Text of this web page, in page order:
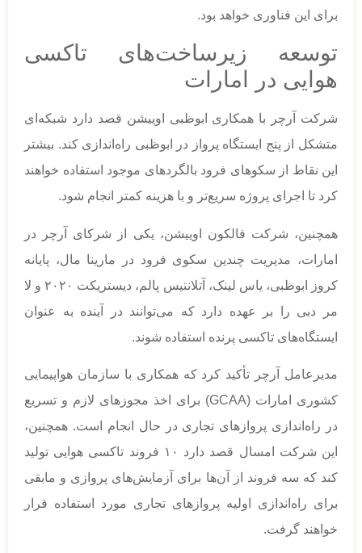
برای این فناوری خواهد بود.
توسعه زیرساخت‌های تاکسی
هوایی در امارات
شرکت آرچر با همکاری ابوظبی اوییشن قصد دارد شبکه‌ای
متشکل از پنج ایستگاه پرواز در ابوظبی راه‌اندازی کند. بیشتر
این نقاط از سکوهای فرود بالگردهای موجود استفاده خواهند
کرد تا اجرای پروژه سریع‌تر و با هزینه کمتر انجام شود.
همچنین، شرکت فالکون اوییشن، یکی از شرکای آرچر در
امارات، مدیریت چندین سکوی فرود در مارینا مال، پایانه
کروز ابوظبی، یاس لینک، آتلانتیس پالم، دیستریکت ۲۰۲۰ و لا
مر دبی را بر عهده دارد که می‌توانند در آینده به عنوان
ایستگاه‌های تاکسی پرنده استفاده شوند.
مدیرعامل آرچر تأکید کرد که همکاری با سازمان هواپیمایی
کشوری امارات (GCAA) برای اخذ مجوزهای لازم و تسریع
در راه‌اندازی پروازهای تجاری در حال انجام است. همچنین،
این شرکت امسال قصد دارد ۱۰ فروند تاکسی هوایی تولید
کند که سه فروند از آن‌ها برای آزمایش‌های پروازی و مابقی
برای راه‌اندازی اولیه پروازهای تجاری مورد استفاده قرار
خواهند گرفت.